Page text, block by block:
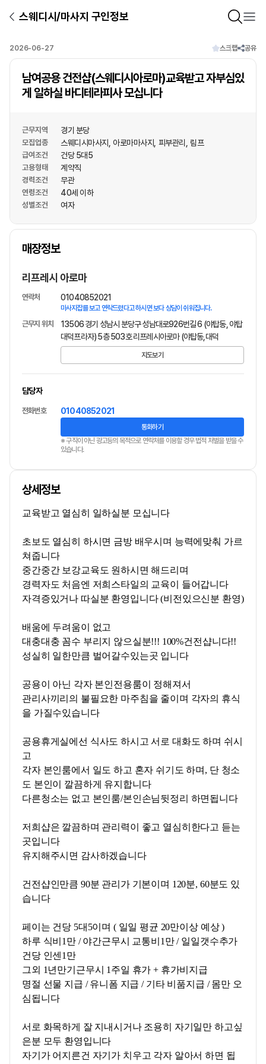
스웨디시/마사지 구인정보
2026-06-27 스크랩 공유
남여공용 건전샵(스웨디시아로마)교육받고 자부심있
게 일하실 바디테라피사 모십니다
근무지역 경기 분당
모집업종 스웨디시마사지 아로마마사지 피부관리 림프
급여조건 건당 5대5
고용형태 계약직
경력조건 무관
연령조건 40세 이하
성별조건 여자
매장정보
상호명
리프레시 아로마
연락처 01040852021
마사지잡를 보고 연락드렸다고 하시면 보다 상담이 쉬워집니다.
근무지 위치
13506 경기 성남시 분당구 성남대로926번길 6 (야탑동, 야탑
대덕프라자) 5층 503호 리프레시아로마 (야탑동,대덕
지도보기
담당자
전화번호 01040852021
통화하기
※ 구직이 아닌 광고등의 목적으로 연락처를 이용할 경우 법적 처벌을 받을 수
있습니다.
상세정보
​교육받고 열심히 일하실분 모십니다
초보도 열심히 하시면 금방 배우시며 능력에맞춰 가르
쳐줍니다
중간중간 보강교육도 원하시면 해드리며
경력자도 처음엔 저희스타일의 교육이 들어갑니다
자격증있거나 따실분 환영입니다 (비전있으신분 환영)
배움에 두려움이 없고
대충대충 꼼수 부리지 않으실분!!! 100%건전샵니다!!
성실히 일한만큼 벌어갈수있는곳 입니다
공용이 아닌 각자 본인전용룸이 정해져서
관리사끼리의 불필요한 마주침을 줄이며 각자의 휴식
을 가질수있습니다
공용휴게실에선 식사도 하시고 서로 대화도 하며 쉬시
고
각자 본인룸에서 일도 하고 혼자 쉬기도 하며, 단 청소
도 본인이 깔끔하게 유지합니다
다른청소는 없고 본인룸/본인손님뒷정리 하면됩니다
저희샵은 깔끔하며 관리력이 좋고 열심히한다고 듣는
곳입니다
유지해주시면 감사하겠습니다
건전샵인만큼 90분 관리가 기본이며 120분, 60분도 있
습니다
페이는 건당 5대5이며 ( 일일 평균 20만이상 예상 )
하루 식비1만 / 야간근무시 교통비1만 / 일일갯수추가
건당 인센1만
그외 1년만기근무시 1주일 휴가 + 휴가비지급
명절 선물 지급 / 유니폼 지급 / 기타 비품지급 / 몸만 오
심됩니다
서로 화목하게 잘 지내시거나 조용히 자기일만 하고싶
은분 모두 환영입니다
자기가 어지른건 자기가 치우고 각자 알아서 하면 됩